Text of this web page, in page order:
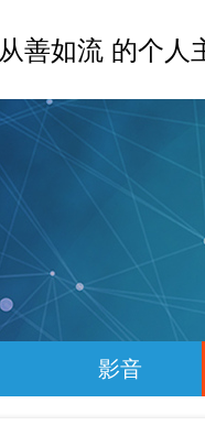
从善如流 的个人
影音